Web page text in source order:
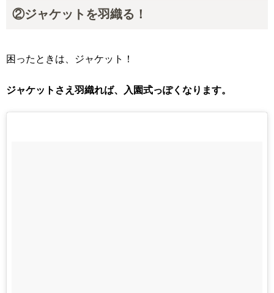
②ジャケットを羽織る！
困ったときは、ジャケット！
ジャケットさえ羽織れば、入園式っぽくなります。